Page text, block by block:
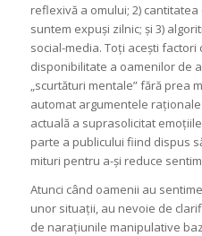
reflexivă a omului; 2)
suntem expuși zilnic; și 3)
social-media. Toți acești
disponibilitate a oamenilor de
„scurtături mentale” fără prea
automat argumentele
actuală a suprasolicitat
parte a publicului fiind dispus
mituri pentru a-și reduce
Atunci când oamenii au
unor situații, au nevoie de
de narațiunile manipulative